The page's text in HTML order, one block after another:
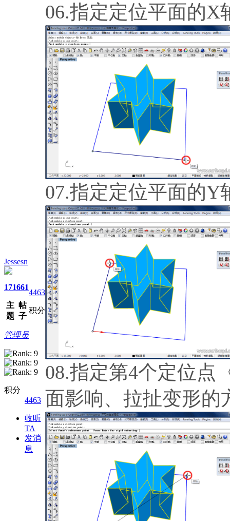
Jessesn
171
主
题
661
帖
子
4463
积分
管理员
积分
4463
收听
TA
发消
息
06.指定定位平面的
07.指定定位平面的
08.指定第4个定位点
面影响、拉扯变形